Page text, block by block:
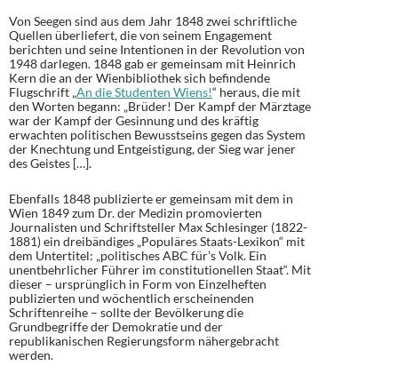
Von Seegen sind aus dem Jahr 1848 zwei schriftliche
Quellen überliefert, die von seinem Engagement
berichten und seine Intentionen in der Revolution von
1948 darlegen. 1848 gab er gemeinsam mit Heinrich
Kern die an der Wienbibliothek sich befindende
Flugschrift „An die Studenten Wiens!“ heraus, die mit
den Worten begann: „Brüder! Der Kampf der Märztage
war der Kampf der Gesinnung und des kräftig
erwachten politischen Bewusstseins gegen das System
der Knechtung und Entgeistigung, der Sieg war jener
des Geistes […].
Ebenfalls 1848 publizierte er gemeinsam mit dem in
Wien 1849 zum Dr. der Medizin promovierten
Journalisten und Schriftsteller Max Schlesinger (1822-
1881) ein dreibändiges „Populäres Staats-Lexikon“ mit
dem Untertitel: „politisches ABC für’s Volk. Ein
unentbehrlicher Führer im constitutionellen Staat“. Mit
dieser – ursprünglich in Form von Einzelheften
publizierten und wöchentlich erscheinenden
Schriftenreihe – sollte der Bevölkerung die
Grundbegriffe der Demokratie und der
republikanischen Regierungsform nähergebracht
werden.